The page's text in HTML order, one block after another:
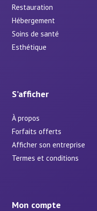
Restauration
Hébergement
Soins de santé
Esthétique
S’afficher
À propos
Forfaits offerts
Afficher son entreprise
Termes et conditions
Mon compte